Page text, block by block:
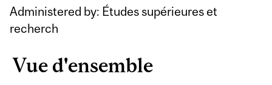
Administered by: Études supérieures et
recherch
Vue d'ensemble